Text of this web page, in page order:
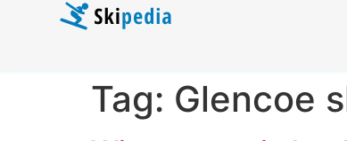
Tag: Glencoe